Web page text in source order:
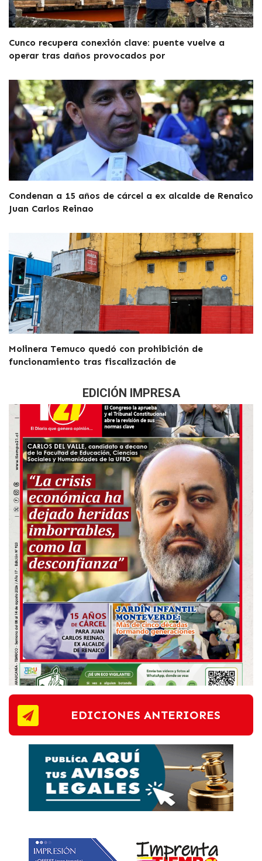
Cunco recupera conexión clave: puente vuelve a
operar tras daños provocados por
Condenan a 15 años de cárcel a ex alcalde de Renaico
Juan Carlos Reinao
Molinera Temuco quedó con prohibición de
funcionamiento tras fiscalización de
EDICIÓN IMPRESA
EDICIONES ANTERIORES